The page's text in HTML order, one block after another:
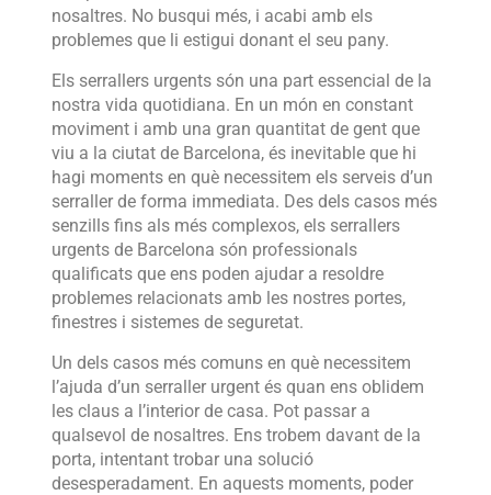
nosaltres. No busqui més, i acabi amb els
problemes que li estigui donant el seu pany.
Els serrallers urgents són una part essencial de la
nostra vida quotidiana. En un món en constant
moviment i amb una gran quantitat de gent que
viu a la ciutat de Barcelona, és inevitable que hi
hagi moments en què necessitem els serveis d’un
serraller de forma immediata. Des dels casos més
senzills fins als més complexos, els serrallers
urgents de Barcelona són professionals
qualificats que ens poden ajudar a resoldre
problemes relacionats amb les nostres portes,
finestres i sistemes de seguretat.
Un dels casos més comuns en què necessitem
l’ajuda d’un serraller urgent és quan ens oblidem
les claus a l’interior de casa. Pot passar a
qualsevol de nosaltres. Ens trobem davant de la
porta, intentant trobar una solució
desesperadament. En aquests moments, poder